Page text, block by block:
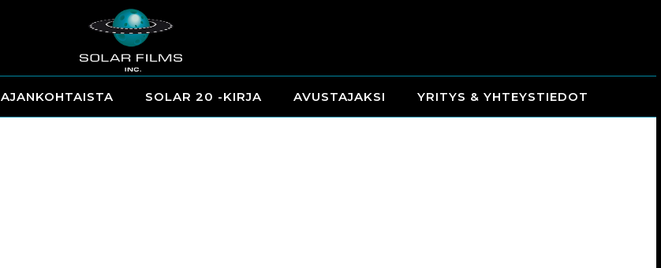
AJANKOHTAISTA SOLAR 20 -KIRJA AVUSTAJAKSI YRITYS & YHTEYSTIEDOT